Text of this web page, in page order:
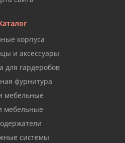
корпуса
и аксессуары
для гардеробов
фурнитура
мебельные
мебельные
системы